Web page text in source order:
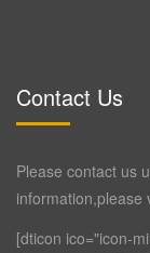
Contact Us
Please contact us
information,please
[dticon ico="icon-